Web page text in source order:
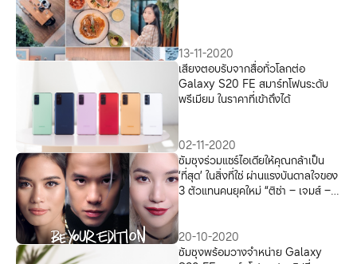
13-11-2020
เสียงตอบรับจากสื่อทั่วโลกต่อ
Galaxy S20 FE สมาร์ทโฟนระดับ
พรีเมียม ในราคาที่เข้าถึงได้
02-11-2020
ซัมซุงร่วมแชร์ไอเดียให้คุณกล้าเป็น
‘ที่สุด’ ในสิ่งที่ใช่ ผ่านแรงบันดาลใจของ
3 ตัวแทนคนยุคใหม่ “ติช่า – เจมส์ –
20-10-2020
ซัมซุงพร้อมวางจำหน่าย Galaxy